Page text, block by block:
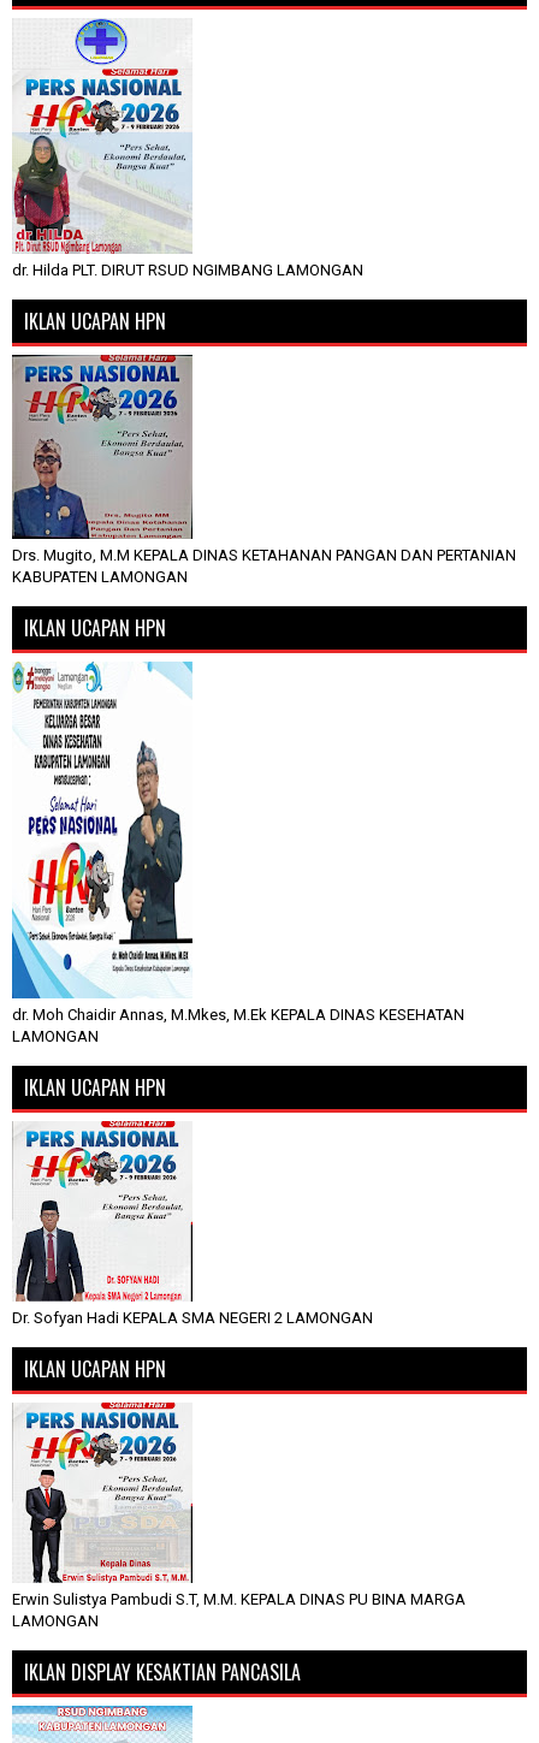
dr. Hilda PLT. DIRUT RSUD NGIMBANG LAMONGAN
IKLAN UCAPAN HPN
Drs. Mugito, M.M KEPALA DINAS KETAHANAN PANGAN DAN PERTANIAN
KABUPATEN LAMONGAN
IKLAN UCAPAN HPN
dr. Moh Chaidir Annas, M.Mkes, M.Ek KEPALA DINAS KESEHATAN
LAMONGAN
IKLAN UCAPAN HPN
Dr. Sofyan Hadi KEPALA SMA NEGERI 2 LAMONGAN
IKLAN UCAPAN HPN
Erwin Sulistya Pambudi S.T, M.M. KEPALA DINAS PU BINA MARGA
LAMONGAN
IKLAN DISPLAY KESAKTIAN PANCASILA